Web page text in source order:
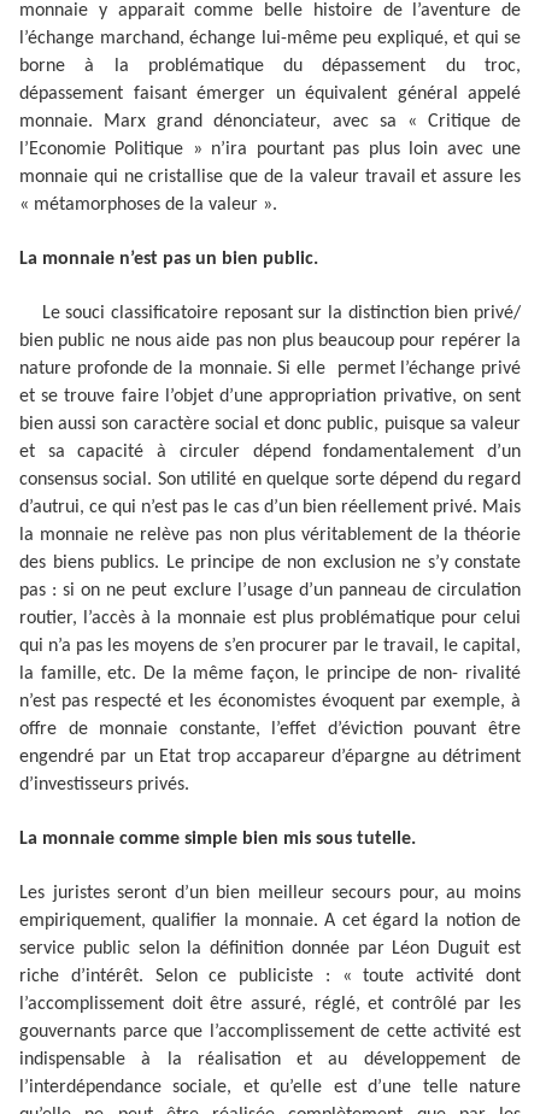
monnaie y apparait comme belle histoire de l’aventure de
l’échange marchand, échange lui-même peu expliqué, et qui se
borne à la problématique du dépassement du troc,
dépassement faisant émerger un équivalent général appelé
monnaie. Marx grand dénonciateur, avec sa « Critique de
l’Economie Politique » n’ira pourtant pas plus loin avec une
monnaie qui ne cristallise que de la valeur travail et assure les
« métamorphoses de la valeur ».
La monnaie n’est pas un bien public.
Le souci classificatoire reposant sur la distinction bien privé/
bien public ne nous aide pas non plus beaucoup pour repérer la
nature profonde de la monnaie. Si elle permet l’échange privé
et se trouve faire l’objet d’une appropriation privative, on sent
bien aussi son caractère social et donc public, puisque sa valeur
et sa capacité à circuler dépend fondamentalement d’un
consensus social. Son utilité en quelque sorte dépend du regard
d’autrui, ce qui n’est pas le cas d’un bien réellement privé. Mais
la monnaie ne relève pas non plus véritablement de la théorie
des biens publics. Le principe de non exclusion ne s’y constate
pas : si on ne peut exclure l’usage d’un panneau de circulation
routier, l’accès à la monnaie est plus problématique pour celui
qui n’a pas les moyens de s’en procurer par le travail, le capital,
la famille, etc. De la même façon, le principe de non- rivalité
n’est pas respecté et les économistes évoquent par exemple, à
offre de monnaie constante, l’effet d’éviction pouvant être
engendré par un Etat trop accapareur d’épargne au détriment
d’investisseurs privés.
La monnaie comme simple bien mis sous tutelle.
Les juristes seront d’un bien meilleur secours pour, au moins
empiriquement, qualifier la monnaie. A cet égard la notion de
service public selon la définition donnée par Léon Duguit est
riche d’intérêt. Selon ce publiciste : « toute activité dont
l’accomplissement doit être assuré, réglé, et contrôlé par les
gouvernants parce que l’accomplissement de cette activité est
indispensable à la réalisation et au développement de
l’interdépendance sociale, et qu’elle est d’une telle nature